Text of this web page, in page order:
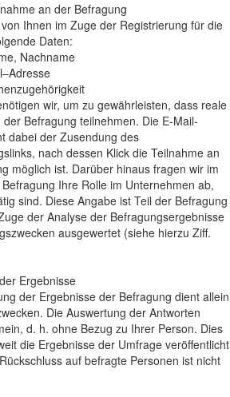
an der Befragung
Ihnen im Zuge der Registrierung für die
Daten:
Nachname
wir, um zu gewährleisten, dass reale
der Befragung teilnehmen. Die E-Mail-
dabei der Zusendung des
nach dessen Klick die Teilnahme an
möglich ist. Darüber hinaus fragen wir im
Ihre Rolle im Unternehmen ab,
sind. Diese Angabe ist Teil der Befragung
der Analyse der Befragungsergebnisse
ausgewertet (siehe hierzu Ziff.
Ergebnisse
der Ergebnisse der Befragung dient allein
Die Auswertung der Antworten
d. h. ohne Bezug zu Ihrer Person. Dies
die Ergebnisse der Umfrage veröffentlicht
auf befragte Personen ist nicht